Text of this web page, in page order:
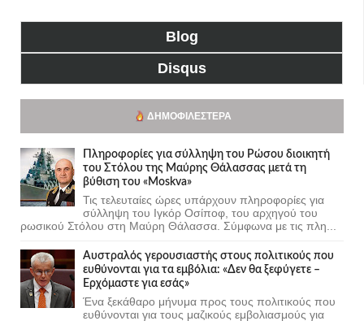
Blog
Disqus
ΔΗΜΟΦΙΛΈΣΤΕΡΑ
Πληροφορίες για σύλληψη του Ρώσου διοικητή
του Στόλου της Mαύρης Θάλασσας μετά τη
βύθιση του «Moskva»
Τις τελευταίες ώρες υπάρχουν πληροφορίες για
σύλληψη του Ιγκόρ Οσίποφ, του αρχηγού του
ρωσικού Στόλου στη Μαύρη Θάλασσα. Σύμφωνα με τις πλη...
Αυστραλός γερουσιαστής στους πολιτικούς που
ευθύνονται για τα εμβόλια: «Δεν θα ξεφύγετε –
Ερχόμαστε για εσάς»
Ένα ξεκάθαρο μήνυμα προς τους πολιτικούς που
ευθύνονται για τους μαζικούς εμβολιασμούς για